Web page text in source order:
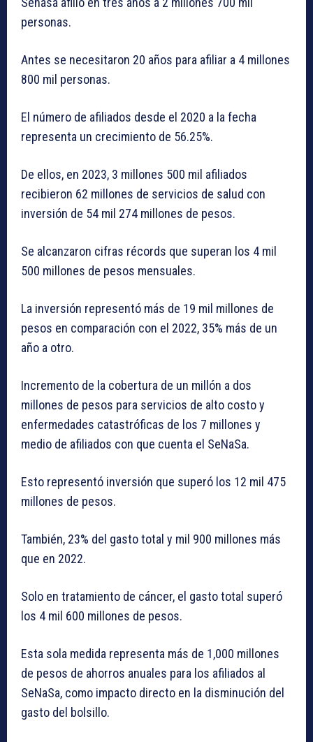
personas.
Antes se necesitaron 20 años para afiliar a 4 millones
800 mil personas.
El número de afiliados desde el 2020 a la fecha
representa un crecimiento de 56.25%.
De ellos, en 2023, 3 millones 500 mil afiliados
recibieron 62 millones de servicios de salud con
inversión de 54 mil 274 millones de pesos.
Se alcanzaron cifras récords que superan los 4 mil
500 millones de pesos mensuales.
La inversión representó más de 19 mil millones de
pesos en comparación con el 2022, 35% más de un
año a otro.
Incremento de la cobertura de un millón a dos
millones de pesos para servicios de alto costo y
enfermedades catastróficas de los 7 millones y
medio de afiliados con que cuenta el SeNaSa.
Esto representó inversión que superó los 12 mil 475
millones de pesos.
También, 23% del gasto total y mil 900 millones más
que en 2022.
Solo en tratamiento de cáncer, el gasto total superó
los 4 mil 600 millones de pesos.
Esta sola medida representa más de 1,000 millones
de pesos de ahorros anuales para los afiliados al
SeNaSa, como impacto directo en la disminución del
gasto del bolsillo.